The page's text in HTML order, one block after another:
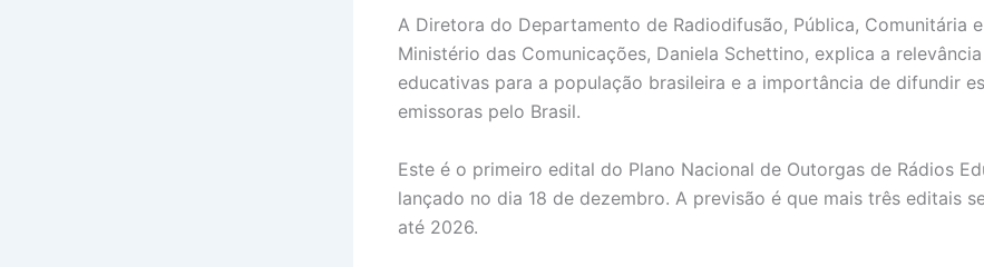
A Diretora do Departamento de Radiodifusão, Pública, Comunitária
Ministério das Comunicações, Daniela Schettino, explica a
educativas para a população brasileira e a importância de difundir
emissoras pelo Brasil.
Este é o primeiro edital do Plano Nacional de Outorgas de Rádios
lançado no dia 18 de dezembro. A previsão é que mais três editais
até 2026.